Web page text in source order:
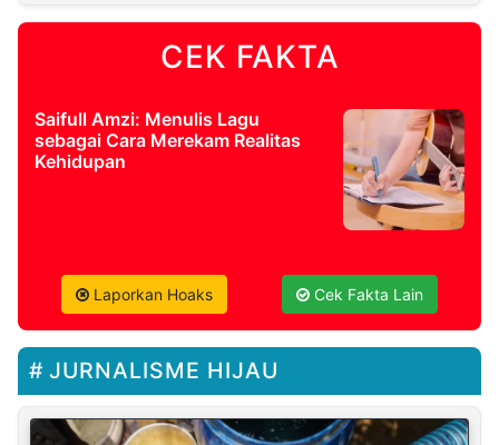
CEK FAKTA
Saifull Amzi: Menulis Lagu
sebagai Cara Merekam Realitas
Kehidupan
Laporkan Hoaks Cek Fakta Lain
JURNALISME HIJAU